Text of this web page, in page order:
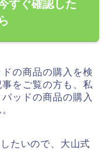
すぐ確認した
の商品の購入を検
をご覧の方も、私
ッドの商品の購入
たいので、大山式